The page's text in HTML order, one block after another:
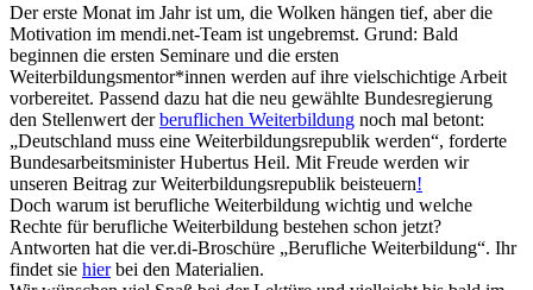
Der erste Monat im Jahr ist um, die Wolken hängen tief, aber die
Motivation im mendi.net-Team ist ungebremst. Grund: Bald
beginnen die ersten Seminare und die ersten
Weiterbildungsmentor*innen werden auf ihre vielschichtige Arbeit
vorbereitet. Passend dazu hat die neu gewählte Bundesregierung
den Stellenwert derberuflichen Weiterbildung noch mal betont:
„Deutschland muss eine Weiterbildungsrepublik werden“, forderte
Bundesarbeitsminister Hubertus Heil. Mit Freude werden wir
unseren Beitrag zur Weiterbildungsrepublik beisteuern!
Doch warum ist berufliche Weiterbildung wichtig und welche
Rechte für berufliche Weiterbildung bestehen schon jetzt?
Antworten hat die ver.di-Broschüre „Berufliche Weiterbildung“. Ihr
findet sie hierbei den Materialien.